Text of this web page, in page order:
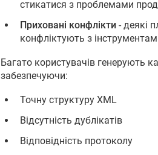
стикатися з проблемами
Приховані конфлікти - деякі
конфліктують з
Багато користувачів генерують
забезпечуючи:
Точну структуру XML
Відсутність дублікатів
Відповідність протоколу